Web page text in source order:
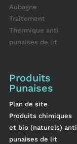
Aubagne
Traitement
Thermique anti
punaises de lit
Produits
Punaises
Plan de site
Produits chimiques
et bio (naturels) anti
punaises de lit